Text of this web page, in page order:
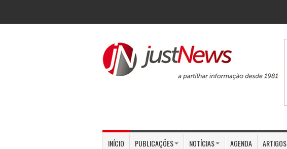
INÍCIO PUBLICAÇÕES NOTÍCIAS AGENDA ARTIGOS